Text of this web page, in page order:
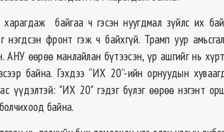
байгаа ч гэсэн нуугдмал зүйлс их
фронт гэж ч байхгүй. Трамп уур
АНУ өөрөө манлайлан бүтээсэн, үр ашгийг нь
байна. Гэхдээ “ИХ 20”-ийн орнуудын
үүдэлтэй: "ИХ 20" гэдэг бүлэг өөрөө нэгэнт
байна.